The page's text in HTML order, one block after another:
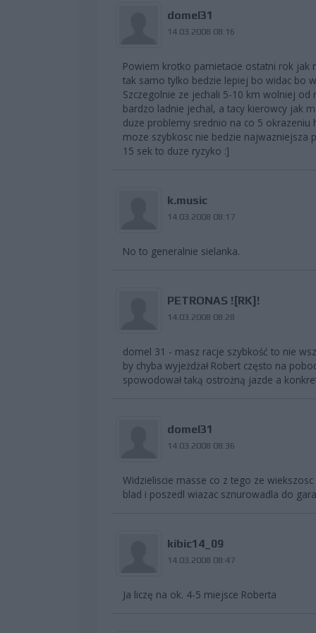
domel31
14.03.2008 08:16
Powiem krotko pamietacie ostatni rok jak
tak samo tylko bedzie lepiej bo widac bo
Szczegolnie ze jechali 5-10 km wolniej od
bardzo ladnie jechal, a tacy kierowcy jak
duze problemy srednio na co 5
moze szybkosc nie bedzie najwazniejsza
15 sek to duze ryzyko :]
k.music
14.03.2008 08:17
No to generalnie sielanka.
PETRONAS ![RK]!
14.03.2008 08:28
domel 31 - masz racje szybkość to nie
by chyba wyjeżdżał Robert często na
spowodował taką ostrożną jazde a
domel31
14.03.2008 08:36
Widzieliscie masse co z tego ze
blad i poszedl wiazac sznurowadla do
kibic14_09
14.03.2008 08:47
Ja liczę na ok. 4-5 miejsce Roberta